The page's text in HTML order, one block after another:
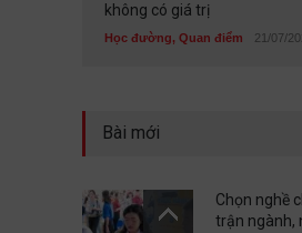
không có giá trị
Học đường, Quan điểm 21/07/
Bài mới
Chọn nghề
trận ngành,